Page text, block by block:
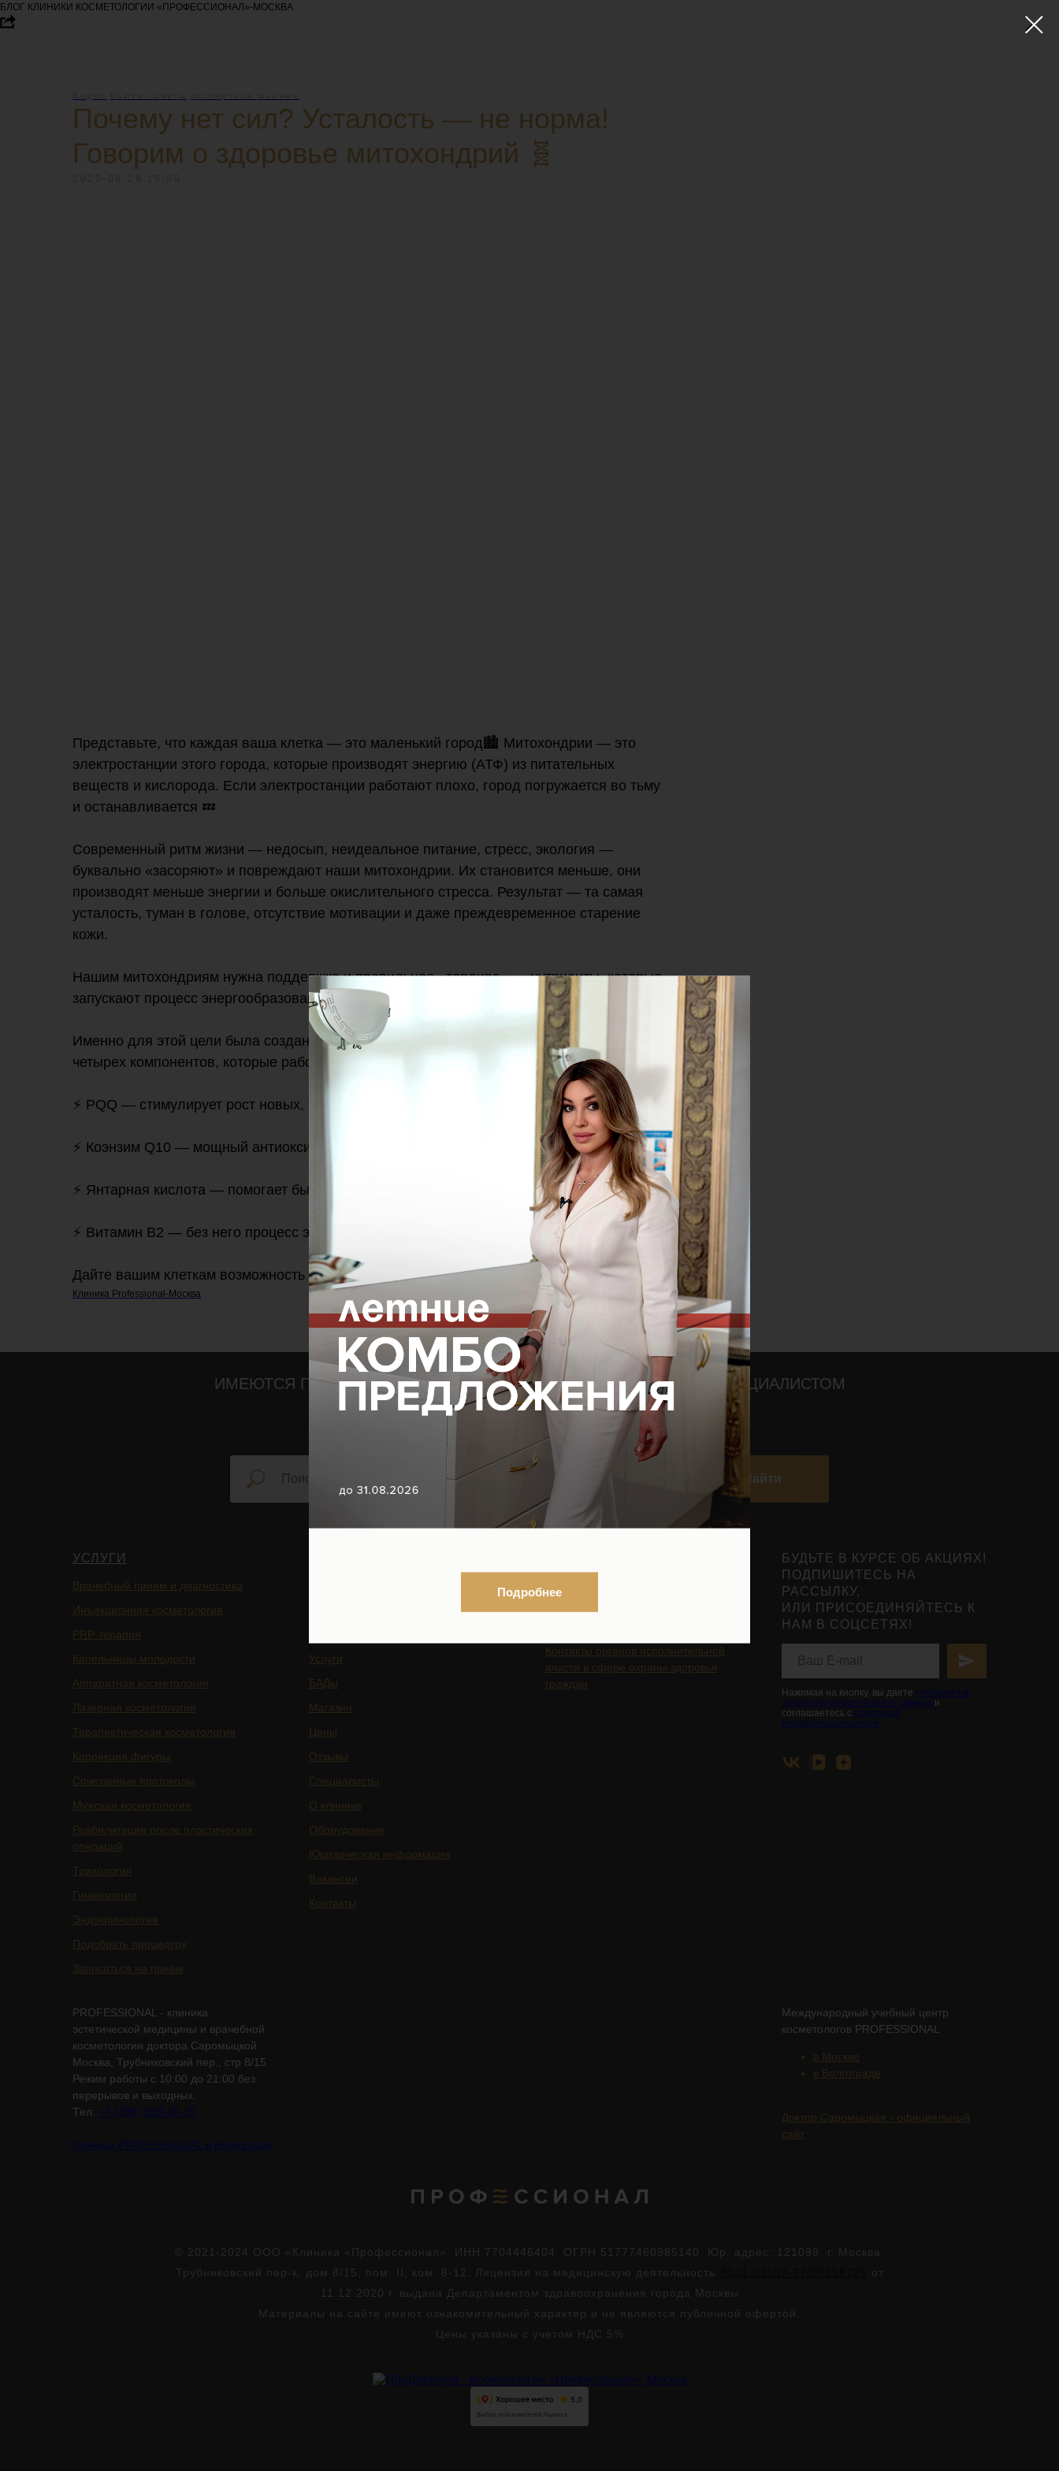
БЛОГ КЛИНИКИ КОСМЕТОЛОГИИ «ПРОФЕССИОНАЛ»-МОСКВА
Почему нет сил? Усталость — не норма!
Говорим о здоровье митохондрий 🧬
Представьте, что каждая ваша клетка — это маленький город🏙️ Митохондрии — это
электростанции этого города, которые производят энергию (АТФ) из питательных
веществ и кислорода. Если электростанции работают плохо, город погружается во тьму
и останавливается 💤
Современный ритм жизни — недосып, неидеальное питание, стресс, экология —
буквально «засоряют» и повреждают наши митохондрии. Их становится меньше, они
производят меньше энергии и больше окислительного стресса. Результат — та самая
усталость, туман в голове, отсутствие мотивации и даже преждевременное старение
кожи.
Нашим митохондриям нужна поддержка и правильное «топливо» — нутриенты, которые
запускают процесс энергообразования ⚡️
Именно для этой цели была создана добавка
. Это мощная синергия
четырех компонентов, которые работают на глубоком, клеточном уровне:
⚡️ PQQ — стимулирует рост новых, здоровых митохондрий
⚡️ Коэнзим Q10 — мощный антиоксидант, защищающий клетки от повреждений.
⚡️ Янтарная кислота — помогает быстро восстановить энергетический обмен.
⚡️ Витамин В2 — без него процесс энергообразования не может быть полноценным.
Дайте вашим клеткам возможность производить энергию правильно!
Клиника Professional-Москва
ИМЕЮТСЯ ПРОТИВОПОКАЗАНИЯ, ПРОКОНСУЛЬТИРУЙТЕСЬ СО СПЕЦИАЛИСТОМ
Найти
УСЛУГИ
Врачебный прием и диагностика
Инъекционная косметология
PRP-терапия
Капельницы молодости
Аппаратная косметология
Лазерная косметология
Терапевтическая косметология
Коррекция фигуры
Сочетанные протоколы
Мужская косметология
Реабилитация после пластических
операций
Трихология
Гинекология
Эндокринология
Подобрать процедуру
Записаться на приём
Услуги
БАДы
Магазин
Цены
Отзывы
Специалисты
О клинике
Оборудование
Юридическая информация
Вакансии
Контакты
ИНФОРМАЦИЯ
Контакты органов исполнительной
власти в сфере охраны здоровья
граждан
БУДЬТЕ В КУРСЕ ОБ АКЦИЯХ!
ПОДПИШИТЕСЬ НА
РАССЫЛКУ,
ИЛИ ПРИСОЕДИНЯЙТЕСЬ К
НАМ В СОЦСЕТЯХ!
Нажимая на кнопку, вы даете согласие на
обработку персональных данных и
соглашаетесь с политикой
конфиденциальности
PROFESSIONAL - клиника
эстетической медицины и врачебной
косметологии доктора Саромыцкой
Москва, Трубниковский пер., стр 8/15
Режим работы с 10:00 до 21:00 без
перерывов и выходных.
Tел. +7 (499) 938-45-75
Клиника PROFESSIONAL в Волгограде
Международный учебный центр
косметологов PROFESSIONAL
в Москве
в Волгограде
Доктор Саромыцкая - официальный
сайт
© 2021-2024 ООО «Клиника «Профессионал». ИНН 7704446404. ОГРН 51777460985140. Юр. адрес: 121099, г. Москва,
Трубниковский пер-к, дом 8/15, пом. II, ком. 8-12. Лицензия на медицинскую деятельность
от
11.12.2020 г. выдана Департаментом здравоохранения города Москвы
Материалы на сайте имеют ознакомительный характер и не являются публичной офертой.
Цены указаны с учетом НДС 5%
Подробнее